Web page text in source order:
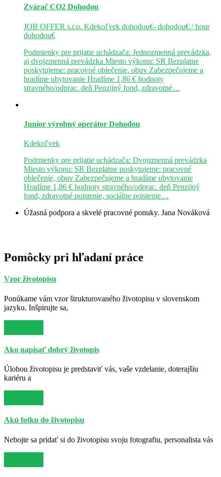
Zvárač CO2 Dohodou
JOB OFFER s.r.o. Kdekoľvek dohodou€- dohodou€ / hour
dohodou€
Podmienky pre prijatie uchádzača: Jednozmenná prevádzka,
aj dvojzmenná prevádzka Miesto výkonu: SR Bezplatne
poskytujeme: pracovné oblečenie, obuv Zabezpečujeme a
hradíme ubytovanie Hradíme 1,86 € hodnoty
stravného/odprac. deň Penzijný fond, zdravotné…
Junior výrobný operátor Dohodou
Kdekoľvek
Podmienky pre prijatie uchádzača: Dvojzmenná prevádzka
Miesto výkonu: SR Bezplatne poskytujeme: pracovné
oblečenie, obuv Zabezpečujeme a hradíme ubytovanie
Hradíme 1,86 € hodnoty stravného/odprac. deň Penzijný
fond, zdravotné poistenie, sociálne poistenie…
Úžasná podpora a skvelé pracovné ponuky. Jana Nováková
Pomôcky pri hľadaní práce
Vzor životopisu
Ponúkame vám vzor štrukturovaného životopisu v slovenskom
jazyku. Inšpirujte sa,
Ako napísať dobrý životopis
Úlohou životopisu je predstaviť vás, vaše vzdelanie, doterajšiu
kariéru a
Akú fotku do životopisu
Nebojte sa pridať si do životopisu svoju fotografiu, personalista vás